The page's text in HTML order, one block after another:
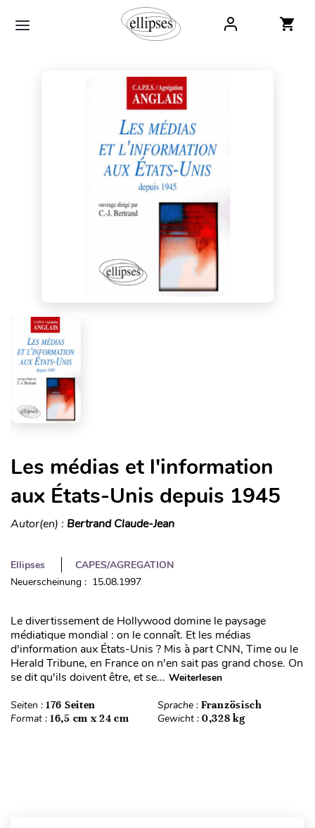
Les médias et l'information
aux États-Unis depuis 1945
Autor(en) : Bertrand Claude-Jean
Ellipses
CAPES/AGREGATION
Neuerscheinung : 15.08.1997
Le divertissement de Hollywood domine le paysage
médiatique mondial : on le connaît. Et les médias
d'information aux États-Unis ? Mis à part CNN, Time ou le
Herald Tribune, en France on n'en sait pas grand chose. On
se dit qu'ils doivent être, et se... Weiterlesen
Seiten : 176 Seiten Sprache : Französisch
Format : 16,5 cm x 24 cm Gewicht : 0,328 kg